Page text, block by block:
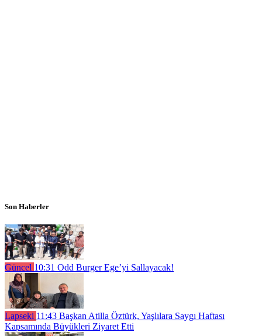
Son Haberler
Güncel 10:31 Odd Burger Ege’yi Sallayacak!
Lapseki 11:43 Başkan Atilla Öztürk, Yaşlılara Saygı Haftası
Kapsamında Büyükleri Ziyaret Etti